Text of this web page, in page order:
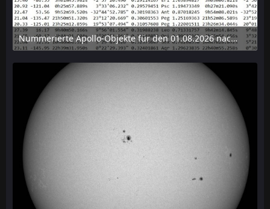
Nummerierte Apollo-Objekte für den 01.08.2026 nach Erdabstand sortiert, nur die ersten der 1910 Objekte angezeigt
6. August 2026 um 15:14